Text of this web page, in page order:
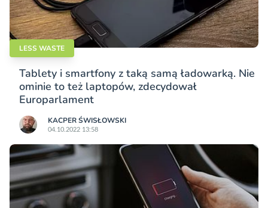
LESS WASTE
Tablety i smartfony z taką samą ładowarką. Nie
ominie to też laptopów, zdecydował
Europarlament
KACPER ŚWISŁO­WSKI
04.10.2022 13:58